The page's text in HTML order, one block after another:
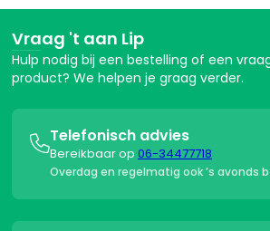
Vraag 't aan Lip
Hulp nodig bij een bestelling of een
product? We helpen je graag verder.
Telefonisch advies
Bereikbaar op 06-34477718
Overdag en regelmatig ook ’s avonds